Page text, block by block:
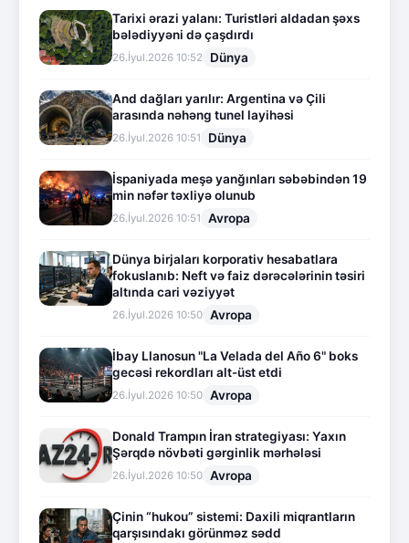
Tarixi ərazi yalanı: Turistləri aldadan şəxs
bələdiyyəni də çaşdırdı
26.İyul.2026 10:52 Dünya
And dağları yarılır: Argentina və Çili
arasında nəhəng tunel layihəsi
26.İyul.2026 10:51 Dünya
İspaniyada meşə yanğınları səbəbindən 19
min nəfər təxliyə olunub
26.İyul.2026 10:51 Avropa
Dünya birjaları korporativ hesabatlara
fokuslanıb: Neft və faiz dərəcələrinin təsiri
altında cari vəziyyət
26.İyul.2026 10:50 Avropa
İbay Llanosun "La Velada del Año 6" boks
gecəsi rekordları alt-üst etdi
26.İyul.2026 10:50 Avropa
Donald Trampın İran strategiyası: Yaxın
Şərqdə növbəti gərginlik mərhələsi
26.İyul.2026 10:50 Avropa
Çinin “hukou” sistemi: Daxili miqrantların
qarşısındakı görünməz sədd